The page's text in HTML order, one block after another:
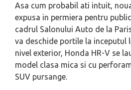
Asa cum probabil ati intuit,
expusa in permiera pentru
cadrul Salonului Auto de la
va deschide portile la inceputul
nivel exterior, Honda HR-V se
model clasa mica si cu
SUV pursange.